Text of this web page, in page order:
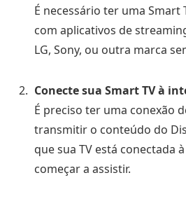
É necessário ter uma Smart
com aplicativos de
LG, Sony, ou outra marca
Conecte sua Smart TV à
É preciso ter uma conexão
transmitir o conteúdo do
que sua TV está conectada
começar a assistir.